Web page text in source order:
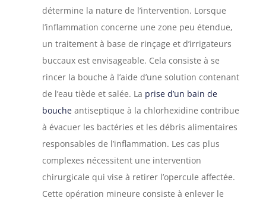
détermine la nature de l’intervention. Lorsque
l’inflammation concerne une zone peu étendue,
un traitement à base de rinçage et d’irrigateurs
buccaux est envisageable. Cela consiste à se
rincer la bouche à l’aide d’une solution contenant
de l’eau tiède et salée. La prise d’un bain de
boucheantiseptique à la chlorhexidine contribue
à évacuer les bactéries et les débris alimentaires
responsables de l’inflammation. Les cas plus
complexes nécessitent une intervention
chirurgicale qui vise à retirer l’opercule affectée.
Cette opération mineure consiste à enlever le